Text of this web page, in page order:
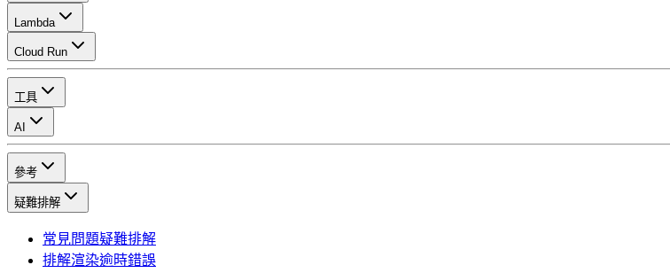
Lambda
Cloud Run
工具
AI
參考
疑難排解
常見問題疑難排解
排解渲染逾時錯誤